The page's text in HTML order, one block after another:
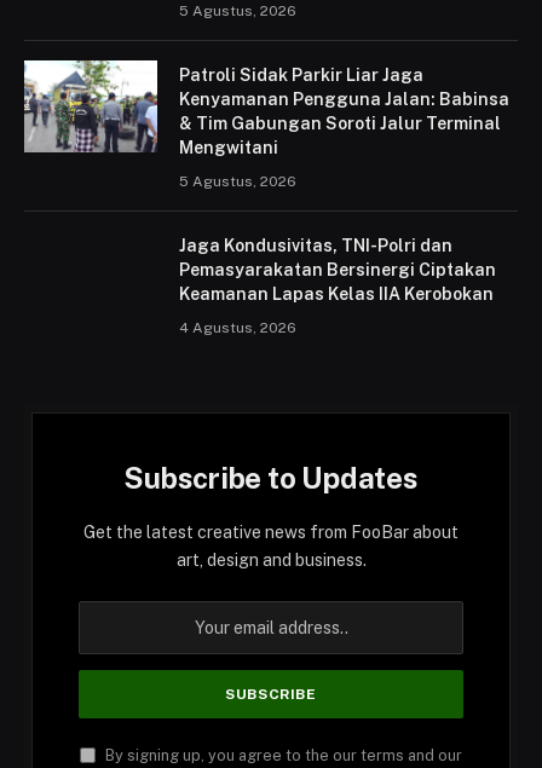
5 Agustus, 2026
Patroli Sidak Parkir Liar Jaga
Kenyamanan Pengguna Jalan: Babinsa
& Tim Gabungan Soroti Jalur Terminal
Mengwitani
5 Agustus, 2026
Jaga Kondusivitas, TNI-Polri dan
Pemasyarakatan Bersinergi Ciptakan
Keamanan Lapas Kelas IIA Kerobokan
4 Agustus, 2026
Subscribe to Updates
Get the latest creative news from FooBar about
art, design and business.
By signing up, you agree to the our terms and our